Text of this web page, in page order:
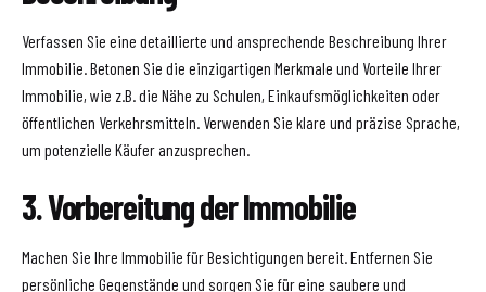
Verfassen Sie eine detaillierte und ansprechende Beschreibung Ihrer
Immobilie. Betonen Sie die einzigartigen Merkmale und Vorteile Ihrer
Immobilie, wie z.B. die Nähe zu Schulen, Einkaufsmöglichkeiten oder
öffentlichen Verkehrsmitteln. Verwenden Sie klare und präzise Sprache,
um potenzielle Käufer anzusprechen.
3. Vorbereitung der Immobilie
Machen Sie Ihre Immobilie für Besichtigungen bereit. Entfernen Sie
persönliche Gegenstände und sorgen Sie für eine saubere und